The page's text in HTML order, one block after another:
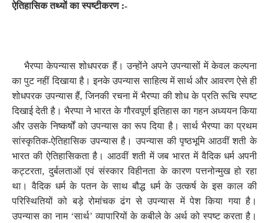
ऐतिहासिक तथ्यों का स्पष्टीकरण :-
भैरप्पा केपन्यास शोधपरक हैं। उन्होंने अपने उपन्यासों में केवल कल्पना
का पुट नहीं दिखाया है। इनके उपन्यास साहित्य में सार्थ और आवरण ऐसे ही
शोधपरक उपन्यास हैं,जिनकी रचना में भैरप्पा की शोध के प्रति रूचि स्पष्ट
दिखाई देती है। भैरप्पा ने भारत के गौरवपूर्ण इतिहास का गहन अध्ययन किया
और उसके निष्कर्षों को उपन्यास का रूप दिया है। सार्थ भैरप्पा का प्रथम
सांस्कृतिक-ऐतिहासिक उपन्यास है। उपन्यास की पृष्ठभूमि आठवीं शती के
भारत की ऐतिहासिकता है। आठवीं शती में जब भारत में वैदिक धर्म अपनी
कट्टरता,दुर्बलताओं एवं संस्कार विहीनता के कारण पत्तनोन्मुख हो रहा
था। वैदिक धर्म के पतन के साथ बौद्ध धर्म के उत्कर्ष के इस काल की
परिस्थितियों को बड़े रोमांचक ढंग से उपन्यास में पेश किया गया है।
उपन्यास का नाम ‘सार्थ’ व्यापारियों के कबीले के अर्थ को स्पष्ट करता है।